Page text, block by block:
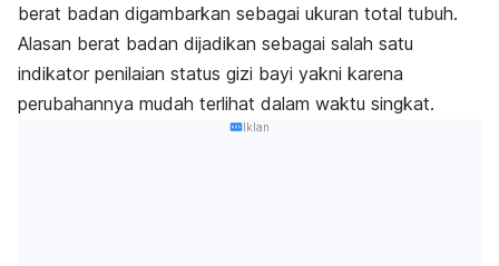
berat badan digambarkan sebagai ukuran total tubuh.
Alasan berat badan dijadikan sebagai salah satu
indikator penilaian status gizi bayi yakni karena
perubahannya mudah terlihat dalam waktu singkat.
Iklan